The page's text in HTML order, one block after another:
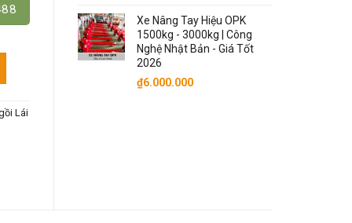
Lái
5 sao
là:
₫6.300.000.
₫6.000.000.
Xe Nâng Tay Hiệu OPK
1500kg - 3000kg | Công
Nghệ Nhật Bản - Giá Tốt
2026
₫6.000.000